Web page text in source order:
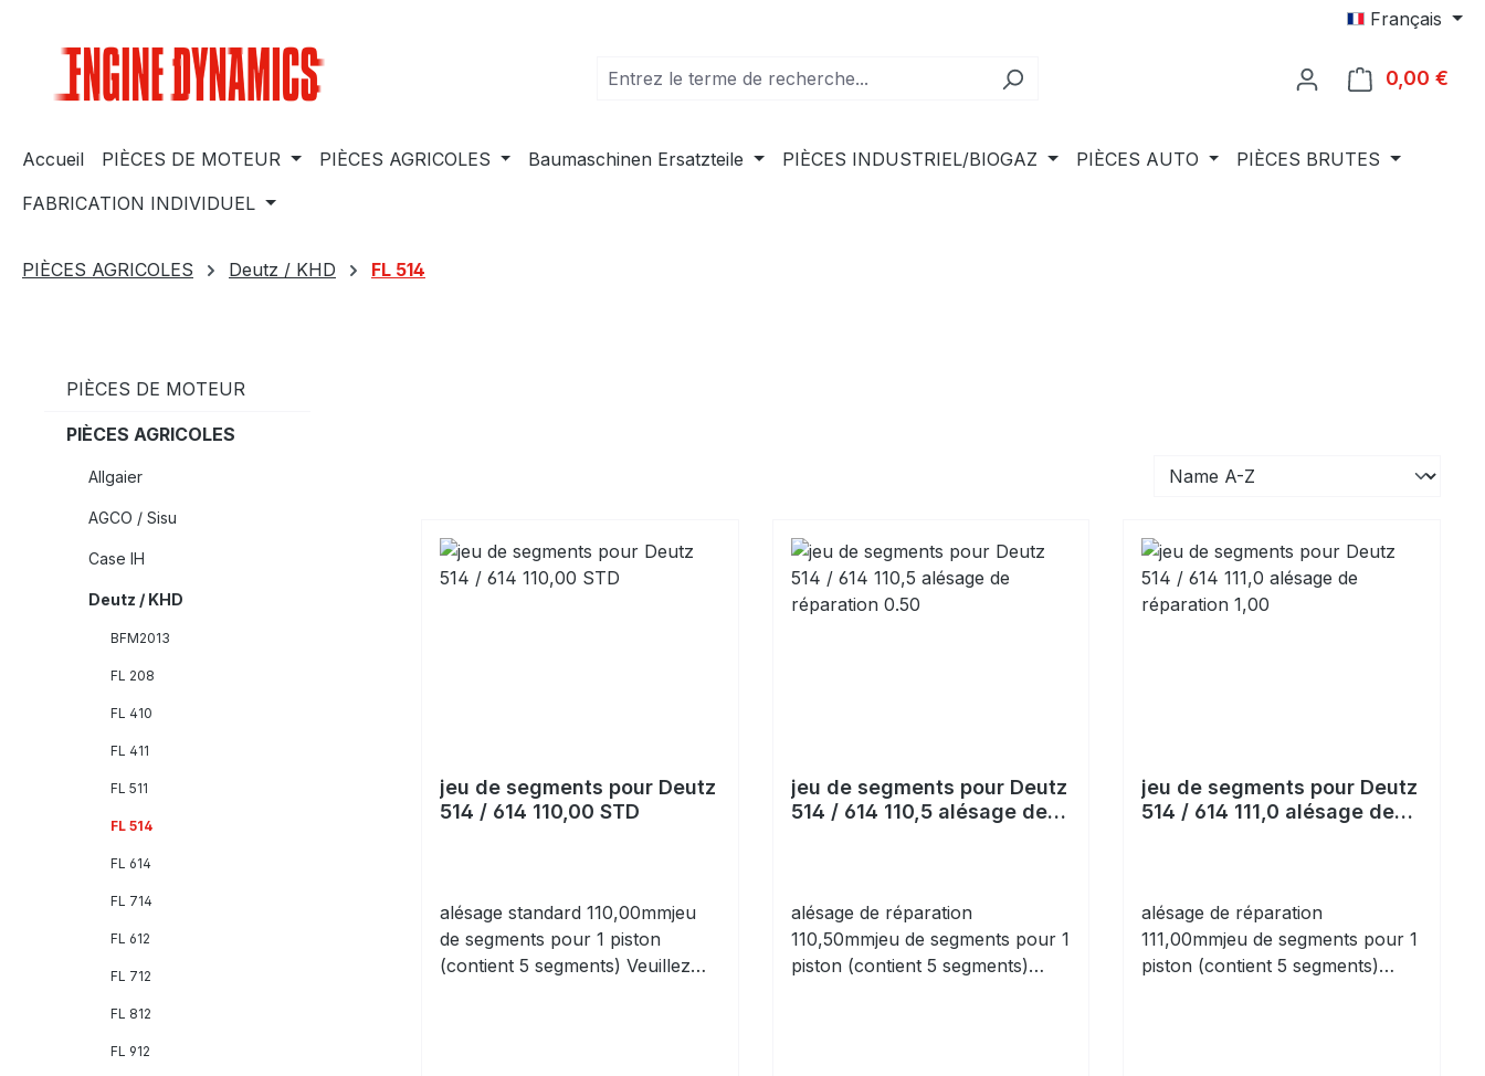
Français
0,00 €
Accueil PIÈCES DE MOTEUR PIÈCES AGRICOLES Baumaschinen Ersatzteile PIÈCES INDUSTRIEL/BIOGAZ PIÈCES AUTO
PIÈCES BRUTES
FABRICATION INDIVIDUEL
PIÈCES AGRICOLES Deutz / KHD FL 514
PIÈCES DE MOTEUR
PIÈCES AGRICOLES
Allgaier
AGCO / Sisu
Case IH
Deutz / KHD
BFM2013
FL 208
FL 410
FL 411
FL 511
FL 514
FL 614
FL 714
FL 612
FL 712
FL 812
FL 912
jeu de segments pour Deutz
514 / 614 110,00 STD
alésage standard 110,00mmjeu
de segments pour 1 piston
(contient 5 segments) Veuillez
jeu de segments pour Deutz
514 / 614 110,5 alésage de
alésage de réparation
110,50mmjeu de segments pour 1
piston (contient 5 segments)
jeu de segments pour Deutz
514 / 614 111,0 alésage de
alésage de réparation
111,00mmjeu de segments pour 1
piston (contient 5 segments)